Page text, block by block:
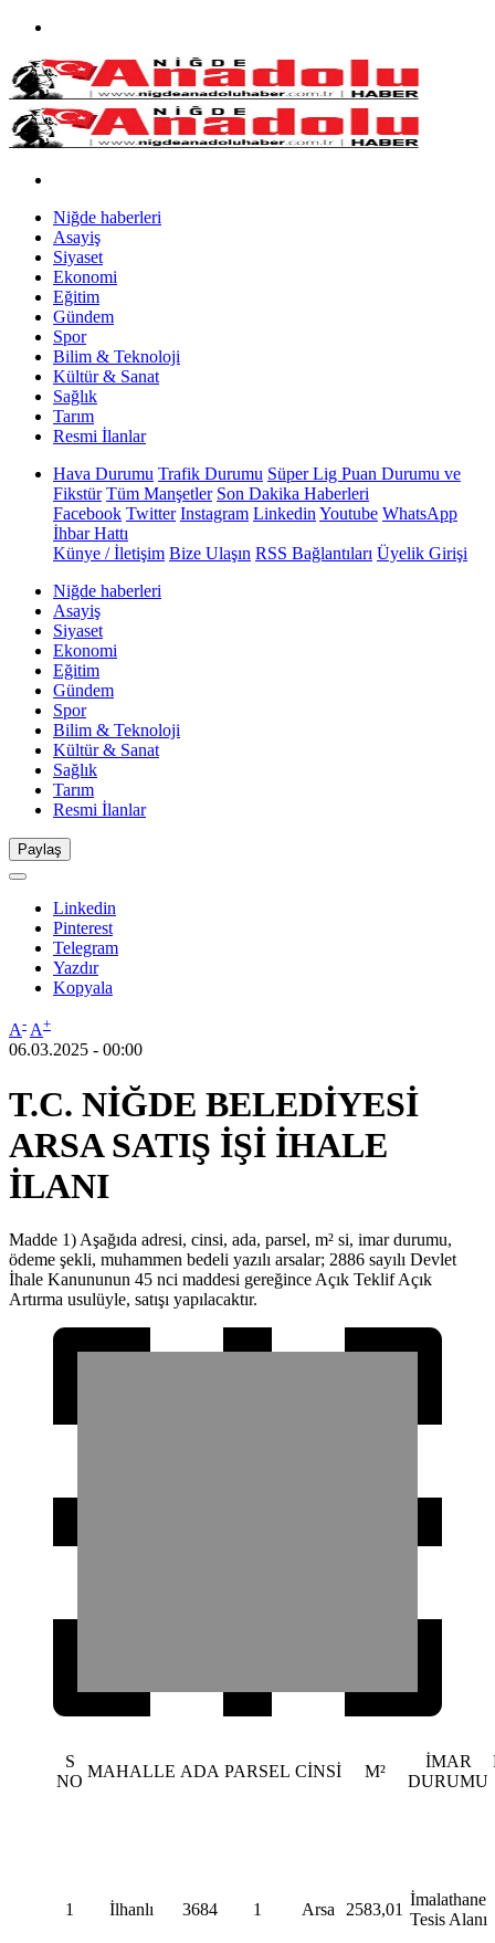
Niğde haberleri
Asayiş
Siyaset
Ekonomi
Eğitim
Gündem
Spor
Bilim & Teknoloji
Kültür & Sanat
Sağlık
Tarım
Resmi İlanlar
Hava Durumu Trafik Durumu Süper Lig Puan Durumu ve
Fikstür Tüm Manşetler Son Dakika Haberleri
Facebook Twitter Instagram Linkedin Youtube WhatsApp
İhbar Hattı
Künye / İletişim Bize Ulaşın RSS Bağlantıları Üyelik Girişi
Niğde haberleri
Asayiş
Siyaset
Ekonomi
Eğitim
Gündem
Spor
Bilim & Teknoloji
Kültür & Sanat
Sağlık
Tarım
Resmi İlanlar
Paylaş
Linkedin
Pinterest
Telegram
Yazdır
Kopyala
A- A+
06.03.2025 - 00:00
T.C. NİĞDE BELEDİYESİ
ARSA SATIŞ İŞİ İHALE
İLANI
Madde 1) Aşağıda adresi, cinsi, ada, parsel, m² si, imar durumu,
ödeme şekli, muhammen bedeli yazılı arsalar; 2886 sayılı Devlet
İhale Kanununun 45 nci maddesi gereğince Açık Teklif Açık
Artırma usulüyle, satışı yapılacaktır.
S
NO
MAHALLE ADA PARSEL CİNSİ M²
İMAR
DURUMU
1 İlhanlı 3684 1 Arsa 2583,01
İmalathane
Tesis Alanı